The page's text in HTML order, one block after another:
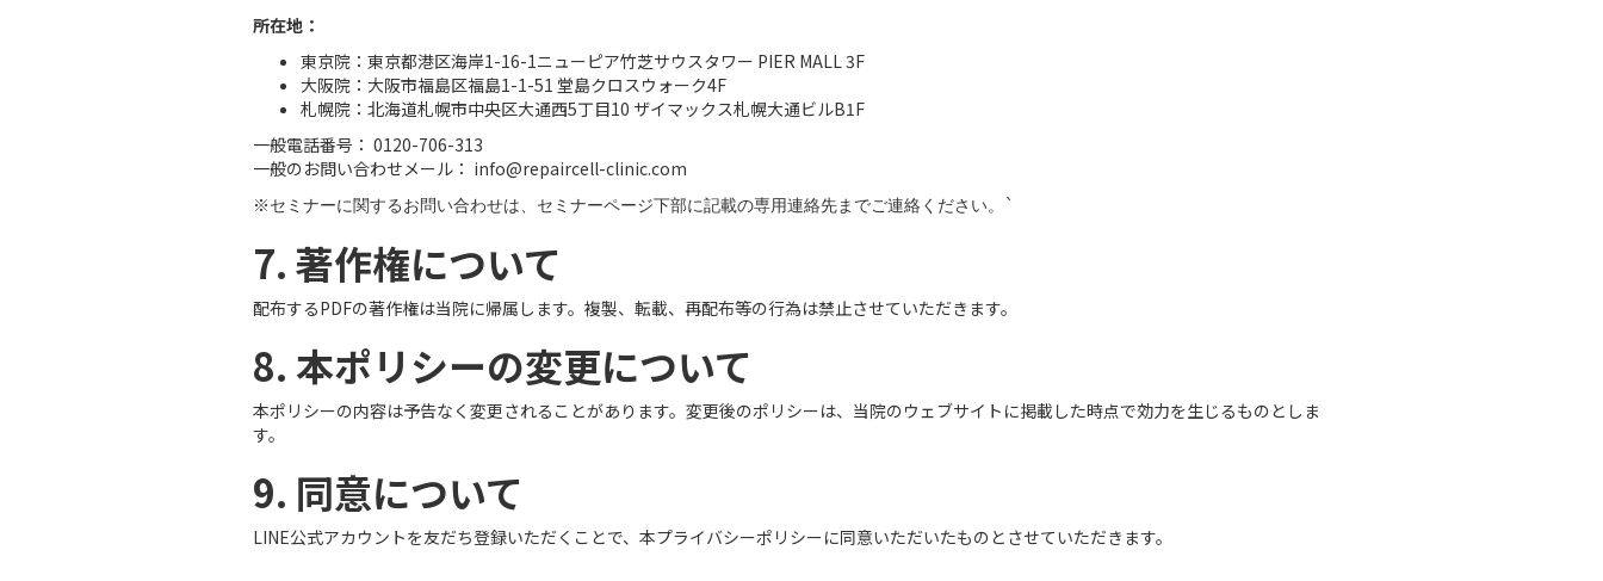
所在地：
東京院：東京都港区海岸1-16-1ニューピア竹芝サウスタワー PIER MALL 3F
大阪院：大阪市福島区福島1-1-51 堂島クロスウォーク4F
札幌院：北海道札幌市中央区大通西5丁目10 ザイマックス札幌大通ビルB1F
一般電話番号： 0120-706-313
一般のお問い合わせメール： info@repaircell-clinic.com
※セミナーに関するお問い合わせは、セミナーページ下部に記載の専用連絡先までご連絡ください。`
7. 著作権について
配布するPDFの著作権は当院に帰属します。複製、転載、再配布等の行為は禁止させていただきます。
8. 本ポリシーの変更について
本ポリシーの内容は予告なく変更されることがあります。変更後のポリシーは、当院のウェブサイトに掲載した時点で効力を生じるものとしま
す。
9. 同意について
LINE公式アカウントを友だち登録いただくことで、本プライバシーポリシーに同意いただいたものとさせていただきます。